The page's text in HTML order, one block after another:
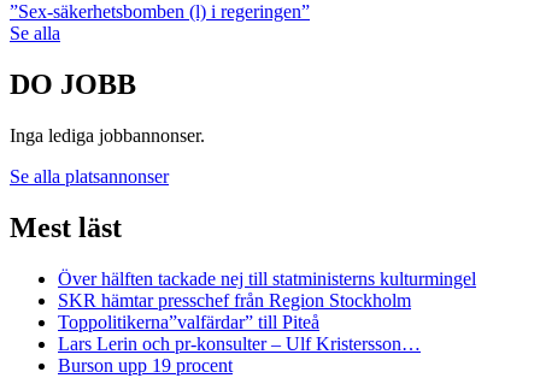
”Sex-säkerhetsbomben (l) i regeringen”
Se alla
DO JOBB
Inga lediga jobbannonser.
Se alla platsannonser
Mest läst
Över hälften tackade nej till statministerns kulturmingel
SKR hämtar presschef från Region Stockholm
Toppolitikerna”valfärdar” till Piteå
Lars Lerin och pr-konsulter – Ulf Kristersson…
Burson upp 19 procent